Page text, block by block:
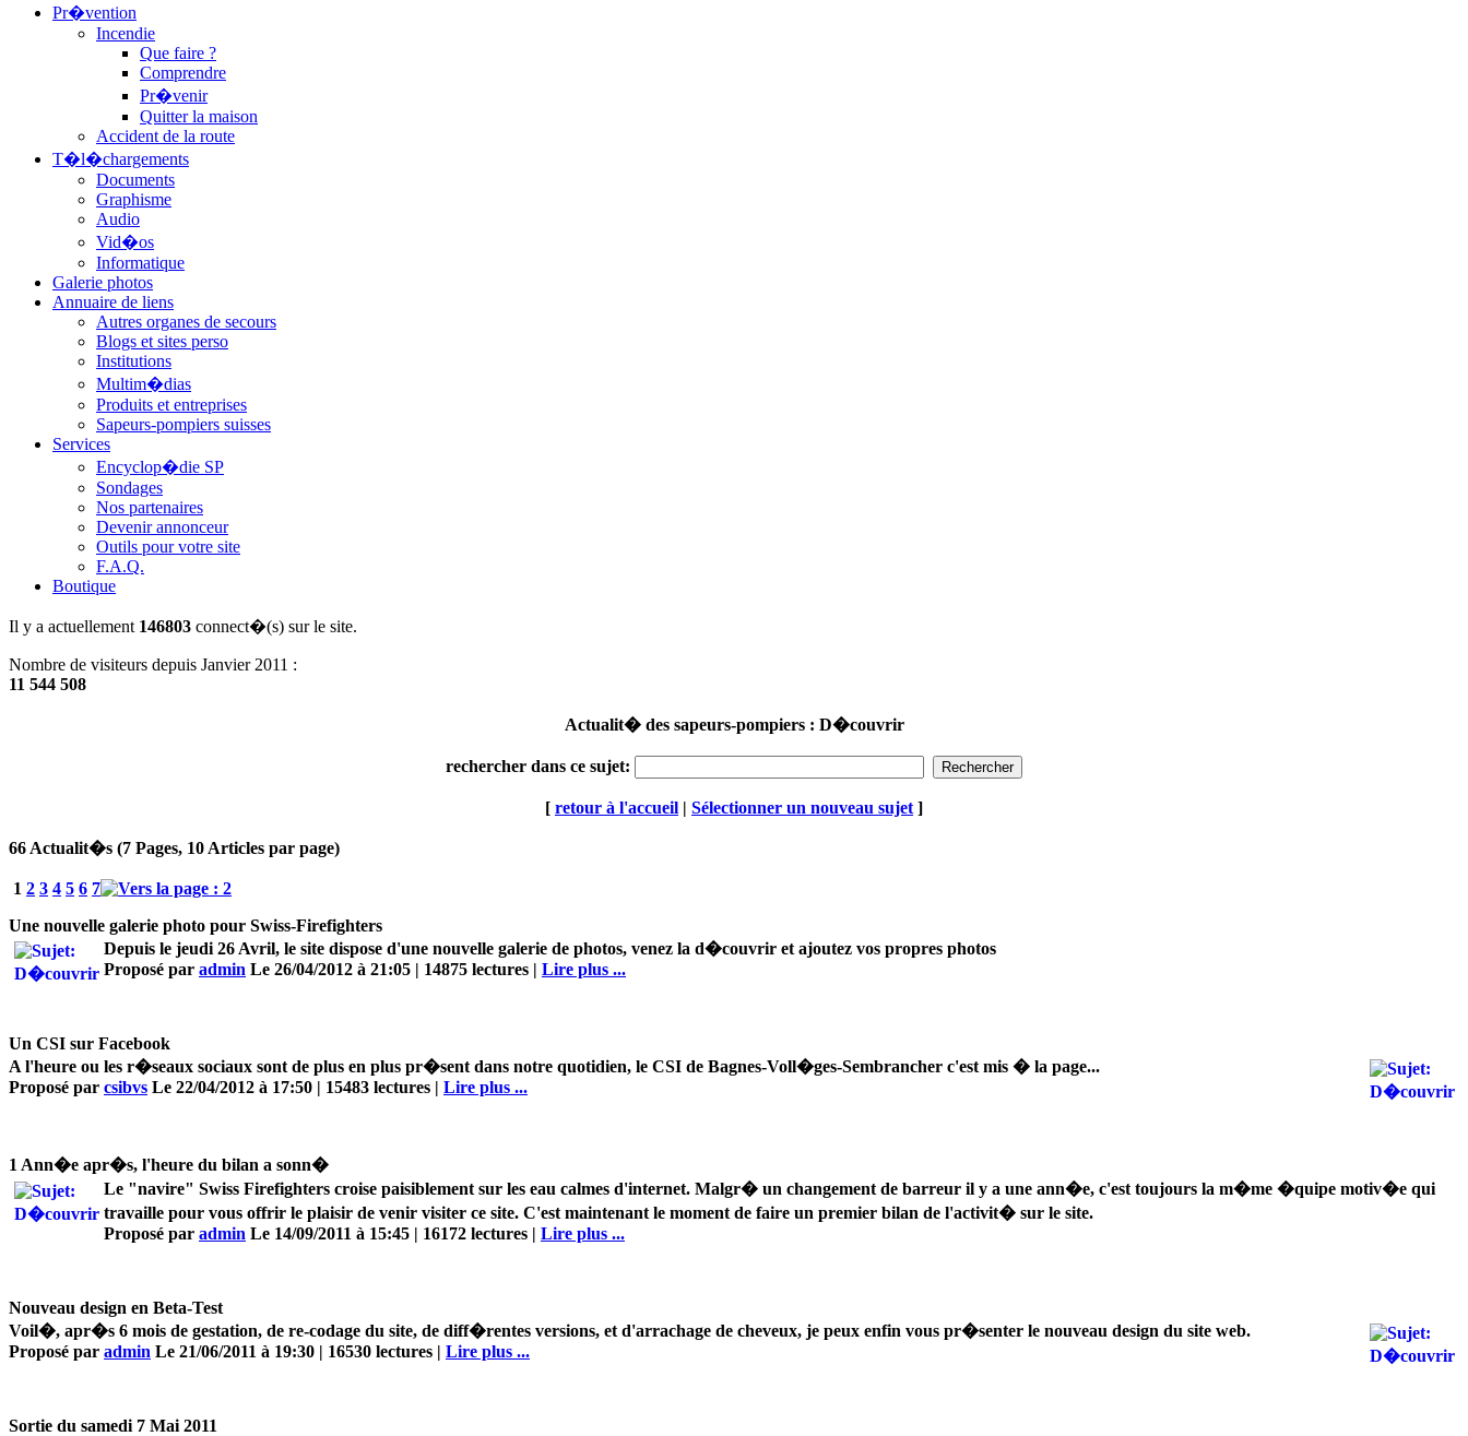
Pr�vention
Incendie
Que faire ?
Comprendre
Pr�venir
Quitter la maison
Accident de la route
T�l�chargements
Documents
Graphisme
Audio
Vid�os
Informatique
Galerie photos
Annuaire de liens
Autres organes de secours
Blogs et sites perso
Institutions
Multim�dias
Produits et entreprises
Sapeurs-pompiers suisses
Services
Encyclop�die SP
Sondages
Nos partenaires
Devenir annonceur
Outils pour votre site
F.A.Q.
Boutique
Il y a actuellement 146803 connect�(s) sur le site.
Nombre de visiteurs depuis Janvier 2011 :
11 544 508
Actualit� des sapeurs-pompiers : D�couvrir
rechercher dans ce sujet:
[ retour à l'accueil | Sélectionner un nouveau sujet ]
66 Actualit�s (7 Pages, 10 Articles par page)
1 2 3 4 5 6 7
Une nouvelle galerie photo pour Swiss-Firefighters
Depuis le jeudi 26 Avril, le site dispose d'une nouvelle galerie de photos, venez la d�couvrir et ajoutez vos propres photos
Proposé par admin Le 26/04/2012 à 21:05 | 14875 lectures | Lire plus ...
Un CSI sur Facebook
A l'heure ou les r�seaux sociaux sont de plus en plus pr�sent dans notre quotidien, le CSI de Bagnes-Voll�ges-Sembrancher c'est mis � la page...
Proposé par csibvs Le 22/04/2012 à 17:50 | 15483 lectures | Lire plus ...
1 Ann�e apr�s, l'heure du bilan a sonn�
Le "navire" Swiss Firefighters croise paisiblement sur les eau calmes d'internet. Malgr� un changement de barreur il y a une ann�e, c'est toujours la m�me �quipe motiv�e qui
travaille pour vous offrir le plaisir de venir visiter ce site. C'est maintenant le moment de faire un premier bilan de l'activit� sur le site.
Proposé par admin Le 14/09/2011 à 15:45 | 16172 lectures | Lire plus ...
Nouveau design en Beta-Test
Voil�, apr�s 6 mois de gestation, de re-codage du site, de diff�rentes versions, et d'arrachage de cheveux, je peux enfin vous pr�senter le nouveau design du site web.
Proposé par admin Le 21/06/2011 à 19:30 | 16530 lectures | Lire plus ...
Sortie du samedi 7 Mai 2011